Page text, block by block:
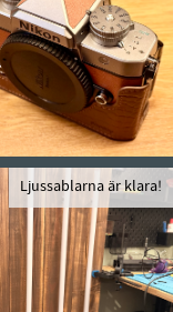
Ljussablarna är klara!